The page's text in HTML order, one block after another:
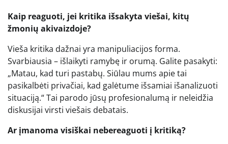
Kaip reaguoti, jei kritika išsakyta viešai, kitų
žmonių akivaizdoje?
Vieša kritika dažnai yra manipuliacijos forma.
Svarbiausia – išlaikyti ramybę ir orumą. Galite pasakyti:
„Matau, kad turi pastabų. Siūlau mums apie tai
pasikalbėti privačiai, kad galėtume išsamiai išanalizuoti
situaciją.“ Tai parodo jūsų profesionalumą ir neleidžia
diskusijai virsti viešais debatais.
Ar įmanoma visiškai nebereaguoti į kritiką?